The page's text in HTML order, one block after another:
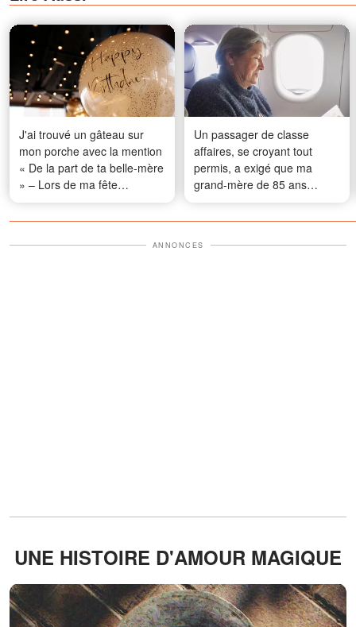
J'ai trouvé un gâteau sur
mon porche avec la mention
« De la part de ta belle-mère
» – Lors de ma fête
d'anniversaire, Phil a
soudainement crié : « Ne le
Un passager de classe
affaires, se croyant tout
permis, a exigé que ma
grand-mère de 85 ans
change de place parce que
« ses mains tremblaient trop
a fait ensuite a stupéfié tout
ANNONCES
UNE HISTOIRE D'AMOUR MAGIQUE